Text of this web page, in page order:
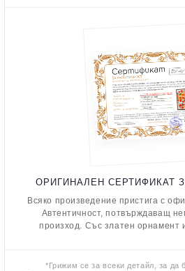
ОРИГИНАЛЕН СЕРТИФИКАТ
Всяко произведение пристига с
Автентичност, потвърждаващ
произход. Със златен орнамент
*Грижим се за всеки детайл, за да